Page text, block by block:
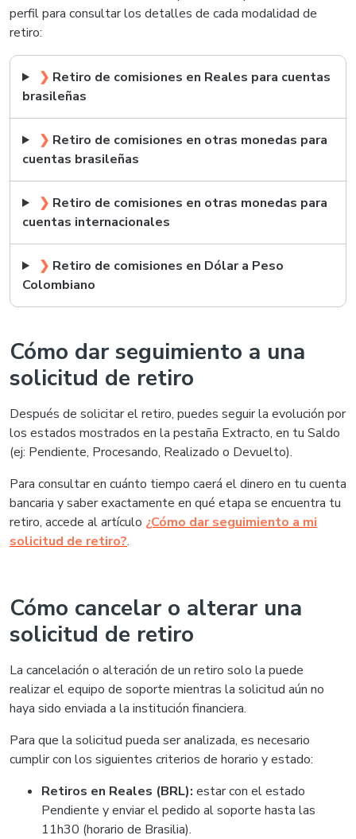
perfil para consultar los detalles de cada modalidad de
retiro:
❯ Retiro de comisiones en Reales para cuentas
brasileñas
❯ Retiro de comisiones en otras monedas para
cuentas brasileñas
❯ Retiro de comisiones en otras monedas para
cuentas internacionales
❯ Retiro de comisiones en Dólar a Peso
Colombiano
Cómo dar seguimiento a una
solicitud de retiro
Después de solicitar el retiro, puedes seguir la evolución por
los estados mostrados en la pestaña Extracto, en tu Saldo
(ej: Pendiente, Procesando, Realizado o Devuelto).
Para consultar en cuánto tiempo caerá el dinero en tu cuenta
bancaria y saber exactamente en qué etapa se encuentra tu
retiro, accede al artículo ¿Cómo dar seguimiento a mi
solicitud de retiro?.
Cómo cancelar o alterar una
solicitud de retiro
La cancelación o alteración de un retiro solo la puede
realizar el equipo de soporte mientras la solicitud aún no
haya sido enviada a la institución financiera.
Para que la solicitud pueda ser analizada, es necesario
cumplir con los siguientes criterios de horario y estado:
Retiros en Reales (BRL): estar con el estado
Pendiente y enviar el pedido al soporte hasta las
11h30 (horario de Brasilia).